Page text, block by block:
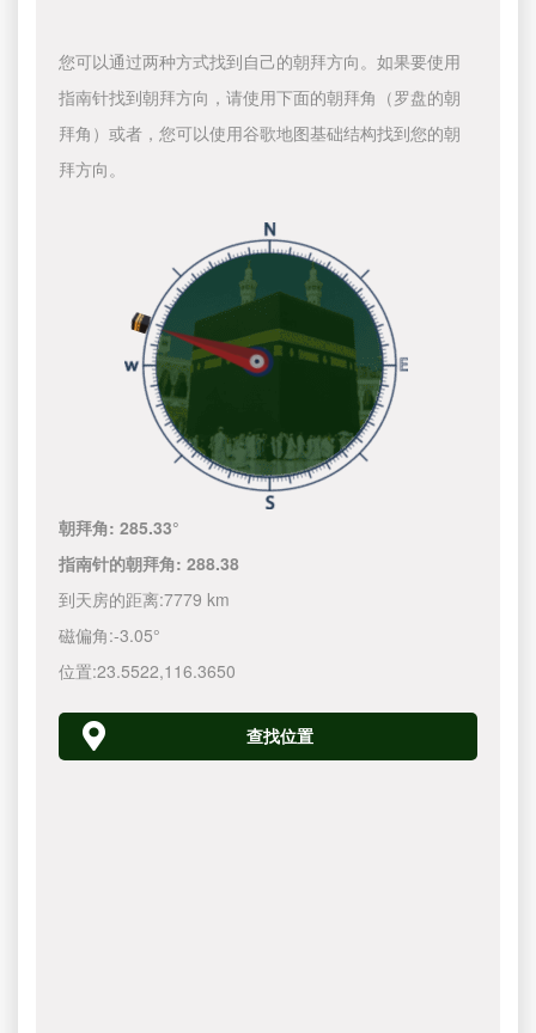
您可以通过两种方式找到自己的朝拜方向。如果要使用
指南针找到朝拜方向，请使用下面的朝拜角（罗盘的朝
拜角）或者，您可以使用谷歌地图基础结构找到您的朝
拜方向。
朝拜角:285.33°
指南针的朝拜角:288.38
到天房的距离:7779 km
磁偏角:-3.05°
位置:23.5522,116.3650
查找位置